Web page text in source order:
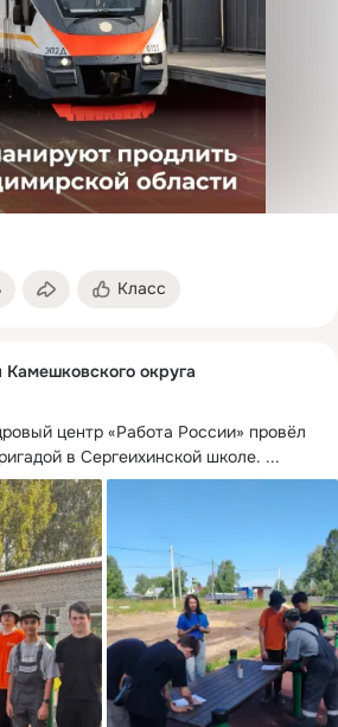
Класс
округа
центр «Работа России» провёл
в Сергеихинской школе. ...